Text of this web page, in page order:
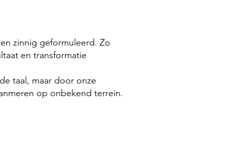
zinnig geformuleerd. Zo
en transformatie​
taal, maar door onze
op onbekend terrein.